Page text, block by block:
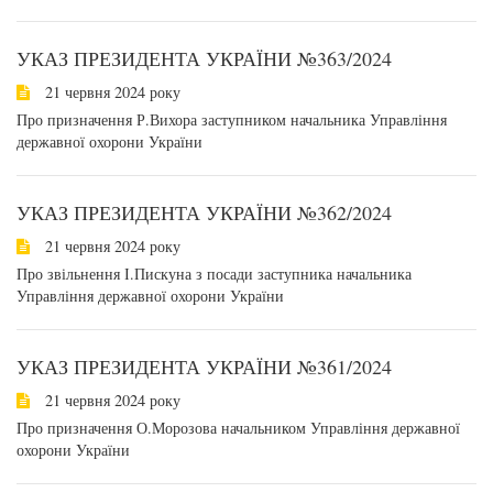
УКАЗ ПРЕЗИДЕНТА УКРАЇНИ №363/2024
21 червня 2024 року
Про призначення Р.Вихора заступником начальника Управління
державної охорони України
УКАЗ ПРЕЗИДЕНТА УКРАЇНИ №362/2024
21 червня 2024 року
Про звільнення І.Пискуна з посади заступника начальника
Управління державної охорони України
УКАЗ ПРЕЗИДЕНТА УКРАЇНИ №361/2024
21 червня 2024 року
Про призначення О.Морозова начальником Управління державної
охорони України